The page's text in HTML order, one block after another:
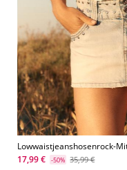
Lowwaistjeanshosenrock-
17,99 €
-50% 35,99 €